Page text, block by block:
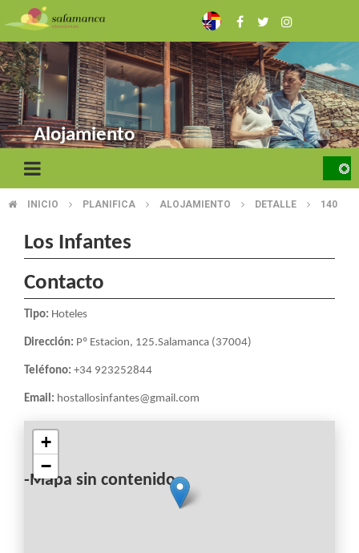
to
main
content
Alojamiento
BREADCRUMB
INICIO PLANIFICA ALOJAMIENTO DETALLE 140
Los Infantes
Contacto
Tipo: Hoteles
Dirección: Pº Estacion, 125.Salamanca (37004)
Teléfono: +34 923252844
Email: hostallosinfantes@gmail.com
-Mapa sin contenido-
+
−